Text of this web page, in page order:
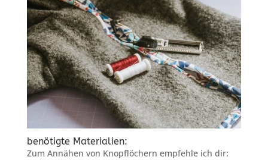
benötigte Materialien:
Zum Annähen von Knopflöchern empfehle ich dir: